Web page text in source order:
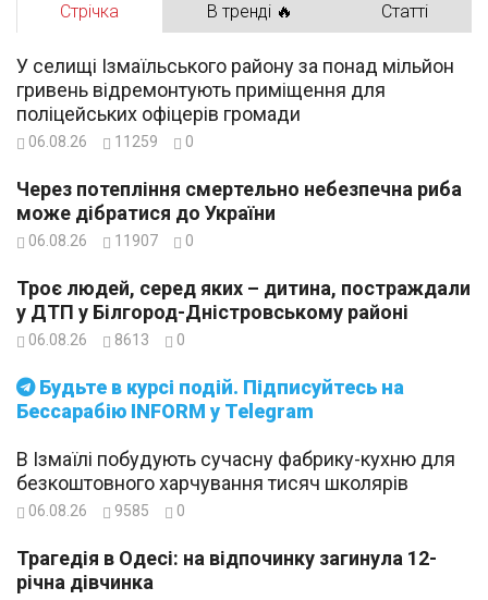
Стрічка В тренді 🔥 Статті
Будьте в курсі подій. Підписуйтесь на
Бессарабію INFORM у Telegram
У селищі Ізмаїльського району за понад мільйон
гривень відремонтують приміщення для
поліцейських офіцерів громади
06.08.26 11259 0
Через потепління смертельно небезпечна риба
може дібратися до України
06.08.26 11907 0
Троє людей, серед яких – дитина, постраждали
у ДТП у Білгород-Дністровському районі
06.08.26 8613 0
В Ізмаїлі побудують сучасну фабрику-кухню для
безкоштовного харчування тисяч школярів
06.08.26 9585 0
Трагедія в Одесі: на відпочинку загинула 12-
річна дівчинка